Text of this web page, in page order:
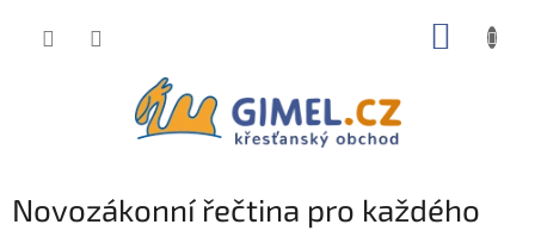
Novozákonní řečtina pro každého